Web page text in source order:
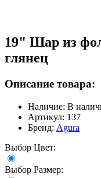
19" Шар из
глянец
Описание товара:
Наличие: В
Артикул: 137
Бренд: Agura
Выбор Цвет:
Выбор Размер: